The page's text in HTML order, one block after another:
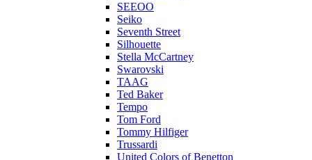
SEEOO
Seiko
Seventh Street
Silhouette
Stella McCartney
Swarovski
TAAG
Ted Baker
Tempo
Tom Ford
Tommy Hilfiger
Trussardi
United Colors of Benetton